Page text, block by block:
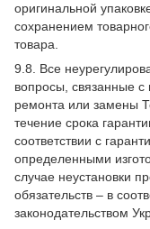
оригинальной
сохранением
товара.
9.8. Все
вопросы, связанные с
ремонта или замены
течение срока
соответствии с
определенными
случае неустановки
обязательств – в
законодательством